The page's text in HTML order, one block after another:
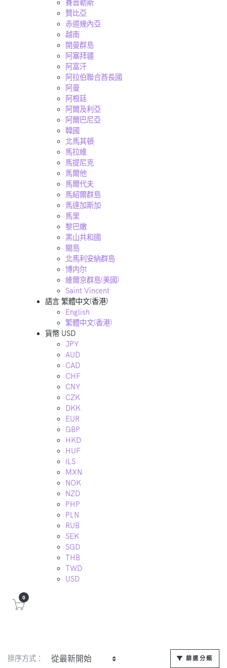
賽普勒斯
贊比亞
赤道幾內亞
越南
開曼群島
阿塞拜疆
阿富汗
阿拉伯聯合酋長國
阿曼
阿根廷
阿爾及利亞
阿爾巴尼亞
韓國
北馬其頓
馬拉維
馬提尼克
馬爾他
馬爾代夫
馬紹爾群島
馬達加斯加
馬里
黎巴嫩
黑山共和國
關島
北馬利安納群島
博内尔
維爾京群島(美國)
Saint Vincent
語言 繁體中文(香港)
English
繁體中文(香港)
貨幣 USD
JPY
AUD
CAD
CHF
CNY
CZK
DKK
EUR
GBP
HKD
HUF
ILS
MXN
NOK
NZD
PHP
PLN
RUB
SEK
SGD
THB
TWD
USD
0
排序方式： 篩選分類